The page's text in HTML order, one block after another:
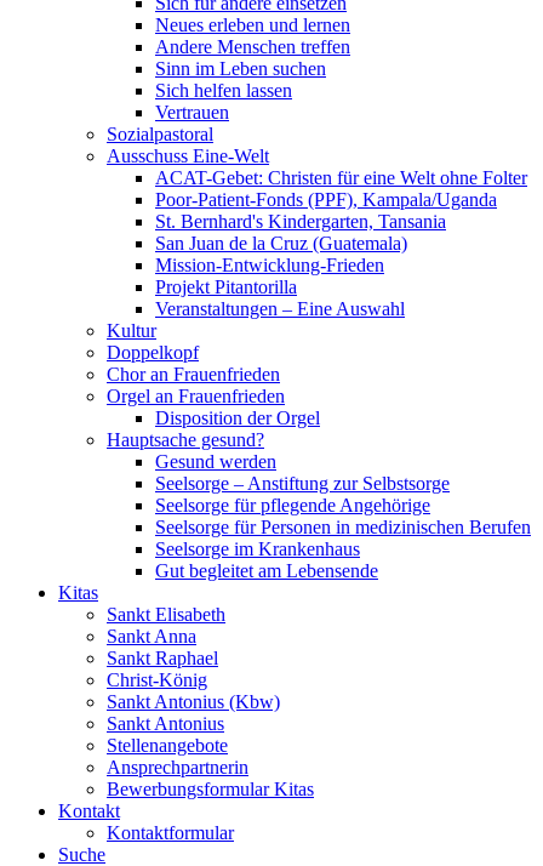
Neues erleben und lernen
Andere Menschen treffen
Sinn im Leben suchen
Sich helfen lassen
Vertrauen
Sozialpastoral
Ausschuss Eine-Welt
ACAT-Gebet: Christen für eine Welt ohne Folter
Poor-Patient-Fonds (PPF), Kampala/Uganda
St. Bernhard's Kindergarten, Tansania
San Juan de la Cruz (Guatemala)
Mission-Entwicklung-Frieden
Projekt Pitantorilla
Veranstaltungen – Eine Auswahl
Kultur
Doppelkopf
Chor an Frauenfrieden
Orgel an Frauenfrieden
Disposition der Orgel
Hauptsache gesund?
Gesund werden
Seelsorge – Anstiftung zur Selbstsorge
Seelsorge für pflegende Angehörige
Seelsorge für Personen in medizinischen Berufen
Seelsorge im Krankenhaus
Gut begleitet am Lebensende
Kitas
Sankt Elisabeth
Sankt Anna
Sankt Raphael
Christ-König
Sankt Antonius (Kbw)
Sankt Antonius
Stellenangebote
Ansprechpartnerin
Bewerbungsformular Kitas
Kontakt
Kontaktformular
Suche